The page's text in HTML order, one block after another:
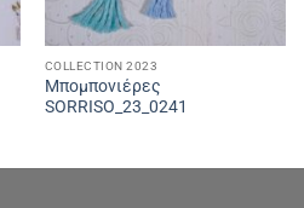
COLLECTION 2023
Μπομπονιέρες
SORRISO_23_0241